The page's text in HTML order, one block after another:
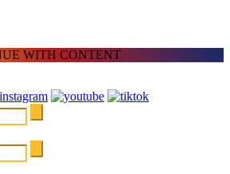
WITH CONTENT